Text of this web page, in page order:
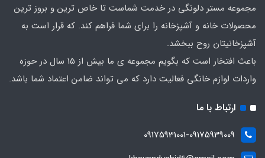
مجموعه مستر دلونگی در خدمت شماست تا خاص ترین و بروز ترین
محصولات خانه و آشپزخانه را برای شما فراهم کند. که قرار است به
آشپزخانیتان روح ببخشد.
باعث افتخار است که بگویم مجموعه ی ما بیش از 15 سال در حوزه
واردات لوازم خانگی فعالیت دارد که می تواند ضامن اعتماد شما باشد.
ارتباط با ما
09175931001-09175939009